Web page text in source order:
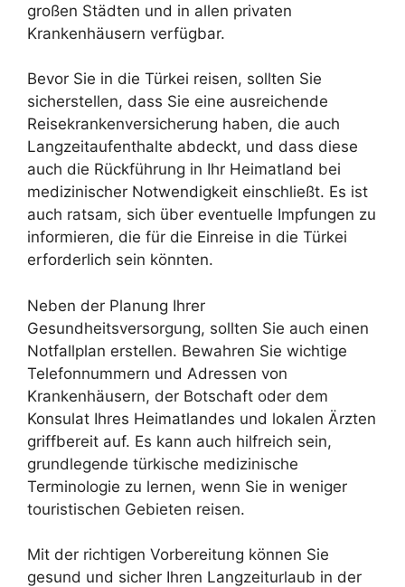
großen Städten und in allen privaten
Krankenhäusern verfügbar.
Bevor Sie in die Türkei reisen, sollten Sie
sicherstellen, dass Sie eine ausreichende
Reisekrankenversicherung haben, die auch
Langzeitaufenthalte abdeckt, und dass diese
auch die Rückführung in Ihr Heimatland bei
medizinischer Notwendigkeit einschließt. Es ist
auch ratsam, sich über eventuelle Impfungen zu
informieren, die für die Einreise in die Türkei
erforderlich sein könnten.
Neben der Planung Ihrer
Gesundheitsversorgung, sollten Sie auch einen
Notfallplan erstellen. Bewahren Sie wichtige
Telefonnummern und Adressen von
Krankenhäusern, der Botschaft oder dem
Konsulat Ihres Heimatlandes und lokalen Ärzten
griffbereit auf. Es kann auch hilfreich sein,
grundlegende türkische medizinische
Terminologie zu lernen, wenn Sie in weniger
touristischen Gebieten reisen.
Mit der richtigen Vorbereitung können Sie
gesund und sicher Ihren Langzeiturlaub in der